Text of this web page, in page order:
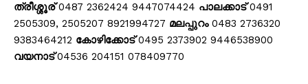
ത്രീശ്ശൂര്0487 2362424 9447074424 പാലക്കാട്0491
2505309, 2505207 8921994727 മലപ്പുറം0483 2736320
9383464212 കോഴിക്കോട്0495 2373902 9446538900
വയനാട്04536 204151 078409770